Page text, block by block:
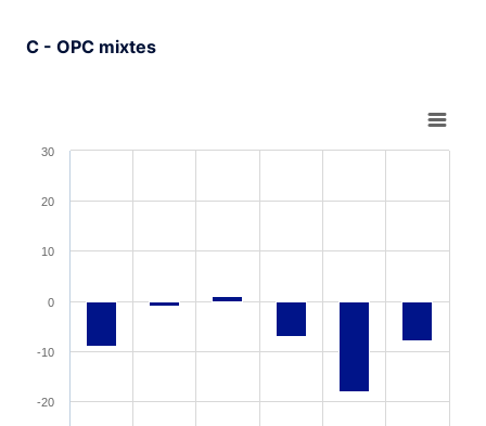
C - OPC mixtes
Bar chart with 6 bars.
The chart has 1 X axis displaying XAxis.
-20
-10
0
10
20
30